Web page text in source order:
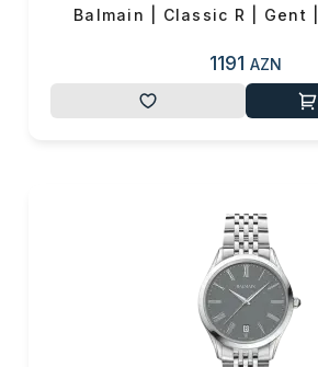
Balmain | Classic R | Gent |
1191 AZN
Sifarişin detalları